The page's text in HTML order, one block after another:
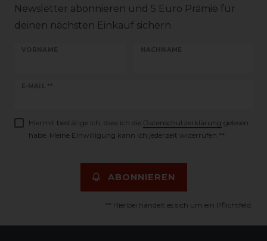
Newsletter abonnieren und 5 Euro Prämie für
deinen nächsten Einkauf sichern
VORNAME NACHNAME
E-MAIL **
Newsletter
Hiermit bestätige ich, dass ich die Daten­schutz­erklärung gelesen
habe. Meine Einwilligung kann ich jederzeit widerrufen.**
ABONNIEREN
** Hierbei handelt es sich um ein Pflichtfeld.